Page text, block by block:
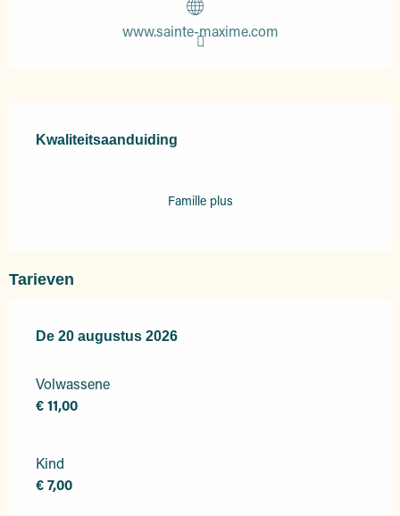
www.sainte-maxime.com
Kwaliteitsaanduiding
Kwaliteitsaanduiding
Famille plus
Tarieven
De 20 augustus 2026
De 20 augustus 2026
Volwassene
€ 11,00
Kind
€ 7,00